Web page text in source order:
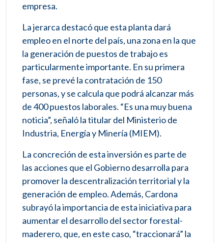
empresa.
La jerarca destacó que esta planta dará
empleo en el norte del país, una zona en la que
la generación de puestos de trabajo es
particularmente importante. En su primera
fase, se prevé la contratación de 150
personas, y se calcula que podrá alcanzar más
de 400 puestos laborales. “Es una muy buena
noticia”, señaló la titular del Ministerio de
Industria, Energía y Minería (MIEM).
La concreción de esta inversión es parte de
las acciones que el Gobierno desarrolla para
promover la descentralización territorial y la
generación de empleo. Además, Cardona
subrayó la importancia de esta iniciativa para
aumentar el desarrollo del sector forestal-
maderero, que, en este caso, “traccionará” la